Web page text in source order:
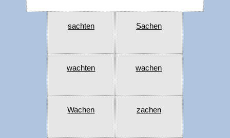
sachten Sachen
wachten wachen
Wachen zachen